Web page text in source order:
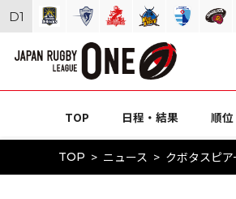
TOP 日程・結果 順位
TOP ニュース クボタスピ
D1